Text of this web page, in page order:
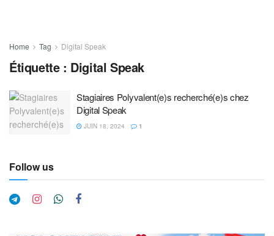
Home Tag Digital Speak
Étiquette : Digital Speak
Stagiaires Polyvalent(e)s recherché(e)s chez
Digital Speak
JUIN 18, 2024 1
Follow us